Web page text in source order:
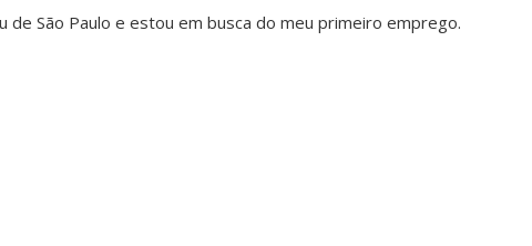
de São Paulo e estou em busca do meu primeiro emprego.